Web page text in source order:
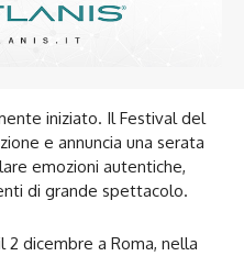
iniziato. Il Festival del
e annuncia una serata
emozioni autentiche,
di grande spettacolo.
2 dicembre a Roma, nella